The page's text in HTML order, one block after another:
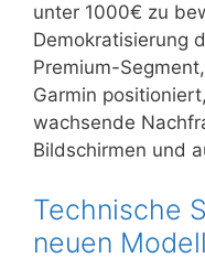
unter 1000€ zu
Demokratisierung
Premium-
Garmin
wachsende
Bildschirmen und
Technische
neuen